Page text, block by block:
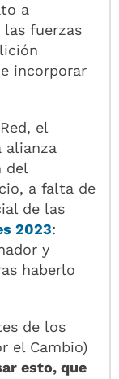
a
las fuerzas
incorporar
el
alianza
del
a falta de
de las
2023:
y
haberlo
de los
el Cambio)
esto, que